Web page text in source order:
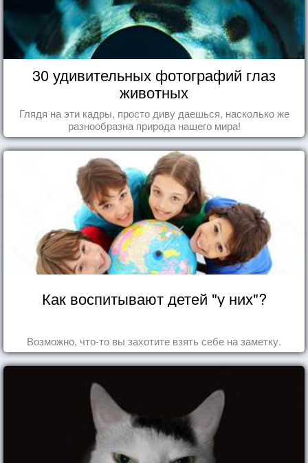
30 удивительных фотографий глаз
животных
Глядя на эти кадры, просто диву даешься, насколько же
разнообразна природа нашего мира!
Как воспитывают детей "у них"?
Возможно, что-то вы захотите взять себе на заметку.